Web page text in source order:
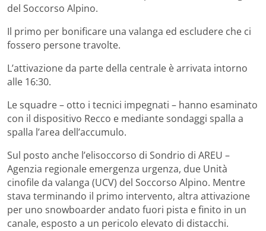
del Soccorso Alpino.
Il primo per bonificare una valanga ed escludere che ci
fossero persone travolte.
L’attivazione da parte della centrale è arrivata intorno
alle 16:30.
Le squadre – otto i tecnici impegnati – hanno esaminato
con il dispositivo Recco e mediante sondaggi spalla a
spalla l’area dell’accumulo.
Sul posto anche l’elisoccorso di Sondrio di AREU –
Agenzia regionale emergenza urgenza, due Unità
cinofile da valanga (UCV) del Soccorso Alpino. Mentre
stava terminando il primo intervento, altra attivazione
per uno snowboarder andato fuori pista e finito in un
canale, esposto a un pericolo elevato di distacchi.